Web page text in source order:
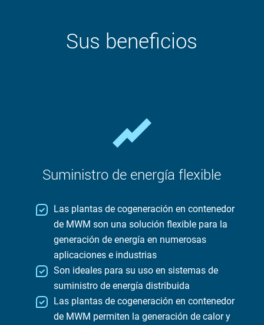
Sus beneficios
Suministro de energía flexible
Las plantas de cogeneración en contenedor
de MWM son una solución flexible para la
generación de energía en numerosas
aplicaciones e industrias
Son ideales para su uso en sistemas de
suministro de energía distribuida
Las plantas de cogeneración en contenedor
de MWM permiten la generación de calor y